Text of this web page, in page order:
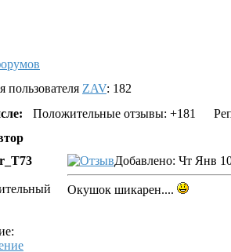
пользователя ZAV: 182
Положительные отзывы: +181
Добавлено: Чт Янв
Окушок шикарен....